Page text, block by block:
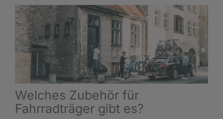
Welches Zubehör für
Fahrradträger gibt es?